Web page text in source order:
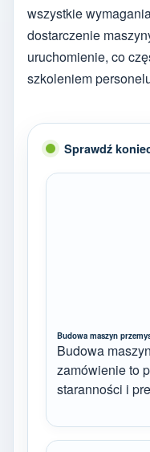
wszystkie
dostarczenie
uruchomienie, co
szkoleniem
Sprawdź
Budowa maszyn
Budowa
zamówienie to
staranności i